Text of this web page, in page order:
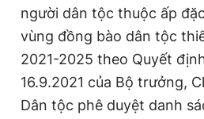
người dân tộc thuộc ấp
vùng đồng bào dân tộc
2021-2025 theo Quyết
16.9.2021 của Bộ trưởng,
Dân tộc phê duyệt danh